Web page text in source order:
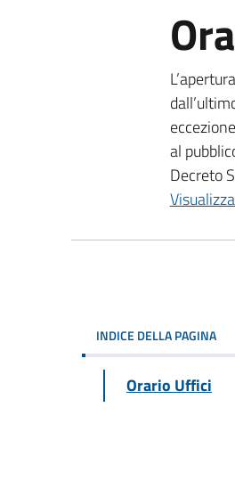
al
Decreto
INDICE DELLA PAGINA
Orario Uffici